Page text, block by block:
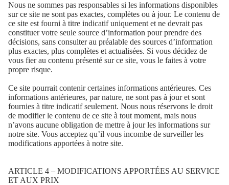
Nous ne sommes pas responsables si les informations disponibles
sur ce site ne sont pas exactes, complètes ou à jour. Le contenu de
ce site est fourni à titre indicatif uniquement et ne devrait pas
constituer votre seule source d’information pour prendre des
décisions, sans consulter au préalable des sources d’information
plus exactes, plus complètes et actualisées. Si vous décidez de
vous fier au contenu présenté sur ce site, vous le faites à votre
propre risque.
Ce site pourrait contenir certaines informations antérieures. Ces
informations antérieures, par nature, ne sont pas à jour et sont
fournies à titre indicatif seulement. Nous nous réservons le droit
de modifier le contenu de ce site à tout moment, mais nous
n’avons aucune obligation de mettre à jour les informations sur
notre site. Vous acceptez qu’il vous incombe de surveiller les
modifications apportées à notre site.
ARTICLE 4 – MODIFICATIONS APPORTÉES AU SERVICE
ET AUX PRIX